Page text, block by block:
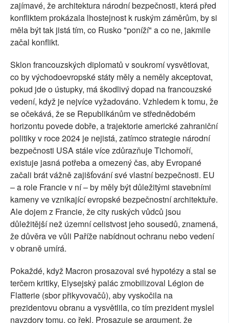
zajímavé, že architektura národní bezpečnosti, která před
konfliktem prokázala lhostejnost k ruským záměrům, by si
měla být tak jistá tím, co Rusko "poníží" a co ne, jakmile
začal konflikt.
Sklon francouzských diplomatů v soukromí vysvětlovat,
co by východoevropské státy měly a neměly akceptovat,
pokud jde o ústupky, má škodlivý dopad na francouzské
vedení, když je nejvíce vyžadováno. Vzhledem k tomu, že
se očekává, že se Republikánům ve střednědobém
horizontu povede dobře, a trajektorie americké zahraniční
politiky v roce 2024 je nejistá, zatímco strategie národní
bezpečnosti USA stále více zdůrazňuje Tichomoří,
existuje jasná potřeba a omezený čas, aby Evropané
začali brát vážně zajišťování své vlastní bezpečnosti. EU
– a role Francie v ní – by měly být důležitými stavebními
kameny ve vznikající evropské bezpečnostní architektuře.
Ale dojem z Francie, že city ruských vůdců jsou
důležitější než územní celistvost jeho sousedů, znamená,
že důvěra ve vůli Paříže nabídnout ochranu nebo vedení
v obraně umírá.
Pokaždé, když Macron prosazoval své hypotézy a stal se
terčem kritiky, Elysejský palác zmobilizoval Légion de
Flatterie (sbor přikyvovačů), aby vyskočila na
prezidentovu obranu a vysvětlila, co tím prezident myslel
navzdory tomu, co řekl. Prosazuje se argument, že